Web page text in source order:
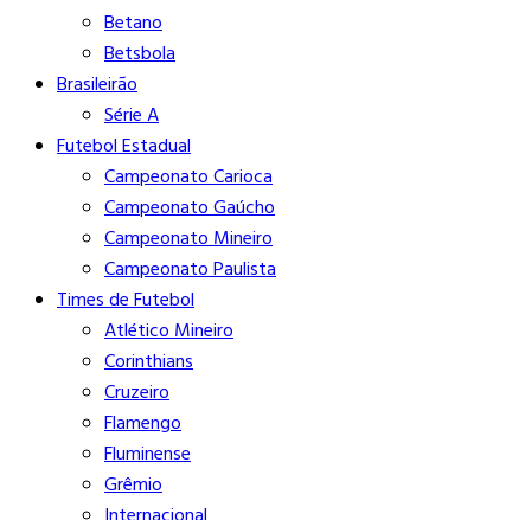
Betano
Betsbola
Brasileirão
Série A
Futebol Estadual
Campeonato Carioca
Campeonato Gaúcho
Campeonato Mineiro
Campeonato Paulista
Times de Futebol
Atlético Mineiro
Corinthians
Cruzeiro
Flamengo
Fluminense
Grêmio